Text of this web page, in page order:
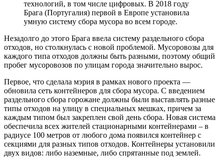
технологий, в том числе цифровых. В 2018 году
Брага (Португалия) первой в Европе установила
умную систему сбора мусора во всем городе.
Незадолго до этого Брага ввела систему раздельного сбора
отходов, но столкнулась с новой проблемой. Мусоровозы для
каждого типа отходов должны быть разными, поэтому общий
пробег мусоровозов по улицам города значительно вырос.
Первое, что сделала мэрия в рамках нового проекта —
обновила сеть контейнеров для сбора мусора. С введением
раздельного сбора горожане должны были выставлять разные
типы отходов на улицу в специальных мешках, причем за
каждым типом был закреплен свой день сбора. Новая система
обеспечила всех жителей стационарными контейнерами – в
радиусе 100 метров от любого дома появился контейнер с
секциями для разных типов отходов. Контейнеры установили
двух видов: либо наземные, либо спрятанные под землей.